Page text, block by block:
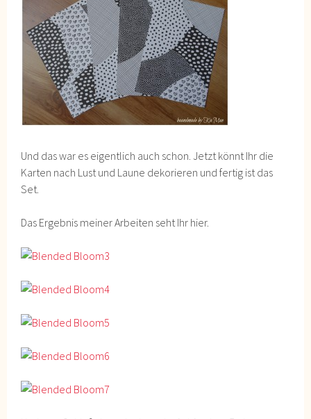
Und das war es eigentlich auch schon. Jetzt könnt Ihr die
Karten nach Lust und Laune dekorieren und fertig ist das
Set.
Das Ergebnis meiner Arbeiten seht Ihr hier.